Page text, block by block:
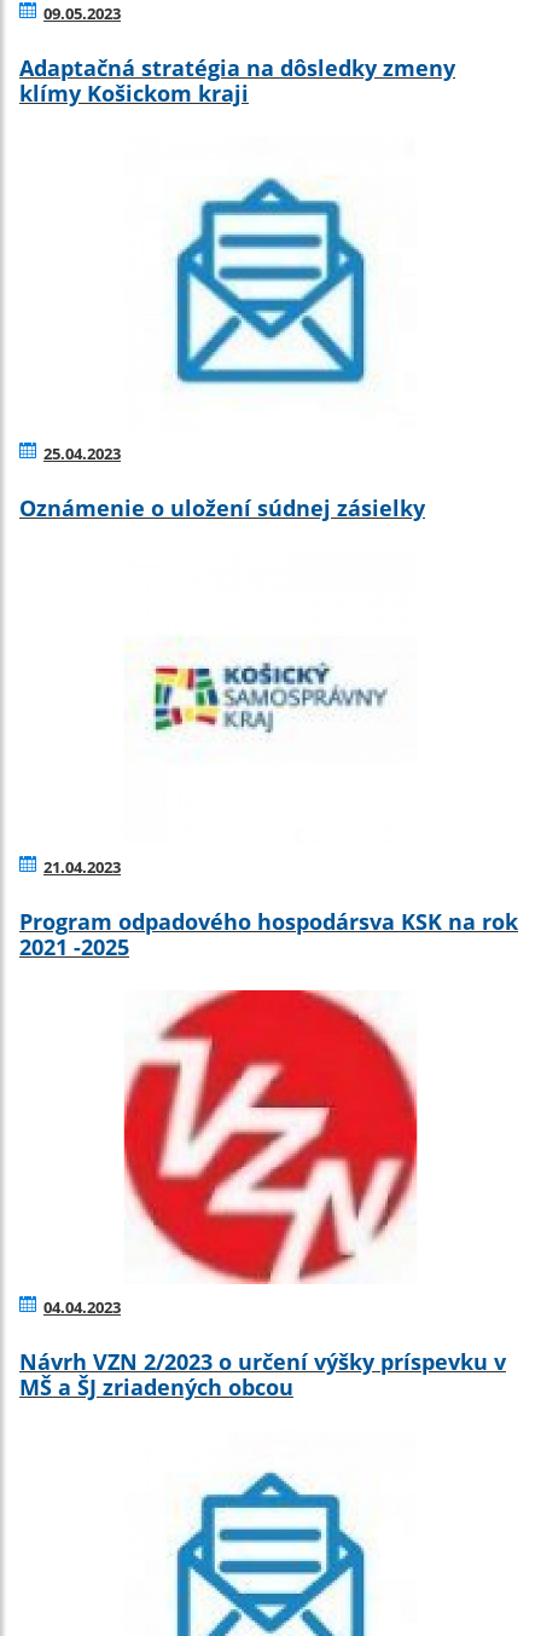
09.05.2023
Adaptačná stratégia na dôsledky zmeny
klímy Košickom kraji
25.04.2023
Oznámenie o uložení súdnej zásielky
21.04.2023
Program odpadového hospodársva KSK na rok
2021 -2025
04.04.2023
Návrh VZN 2/2023 o určení výšky príspevku v
MŠ a ŠJ zriadených obcou